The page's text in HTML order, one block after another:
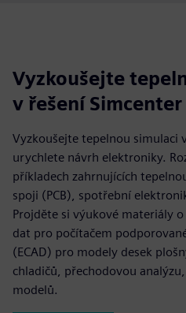
Vyzkoušejte
v řešení Simcenter
Vyzkoušejte tepelnou simulaci
urychlete návrh elektroniky.
příkladech zahrnujících
spoji (PCB), spotřební
Projděte si výukové materiály
dat pro počítačem
(ECAD) pro modely desek
chladičů, přechodovou
modelů.